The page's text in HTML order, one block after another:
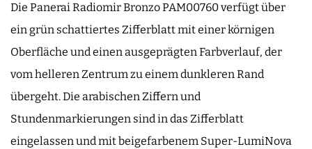
Die Panerai Radiomir Bronzo PAM00760 verfügt über
ein grün schattiertes Zifferblatt mit einer körnigen
Oberfläche und einen ausgeprägten Farbverlauf, der
vom helleren Zentrum zu einem dunkleren Rand
übergeht. Die arabischen Ziffern und
Stundenmarkierungen sind in das Zifferblatt
eingelassen und mit beigefarbenem Super-LumiNova